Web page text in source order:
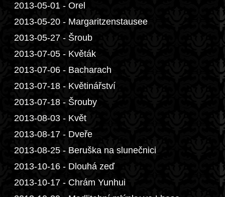
2013-05-01 - Orel
2013-05-20 - Margaritzenstausee
2013-05-27 - Šroub
2013-07-05 - Květák
2013-07-06 - Bacharach
2013-07-18 - Květinářství
2013-07-18 - Šrouby
2013-08-03 - Květ
2013-08-17 - Dveře
2013-08-25 - Beruška na slunečnici
2013-10-16 - Dlouhá zeď
2013-10-17 - Chrám Yunhui